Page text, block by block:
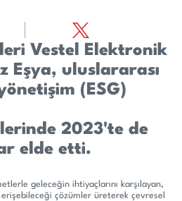
Vestel Elektronik
Eşya, uluslararası
(ESG)
2023'te de
elde etti.
geleceğin ihtiyaçlarını karşılayan,
erişebileceği çözümler üreterek çevresel